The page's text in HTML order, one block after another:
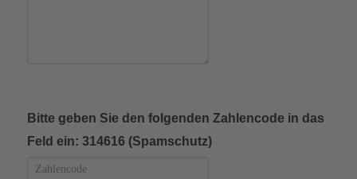
Bitte geben Sie den folgenden Zahlencode in das
Feld ein: 314616 (Spamschutz)